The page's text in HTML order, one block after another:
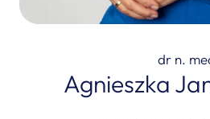
dr n.
Agnieszka